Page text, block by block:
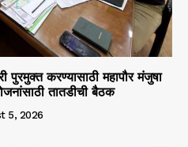
पुरमुक्त करण्यासाठी महापौर मंजुषा
तातडीची बैठक
5, 2026